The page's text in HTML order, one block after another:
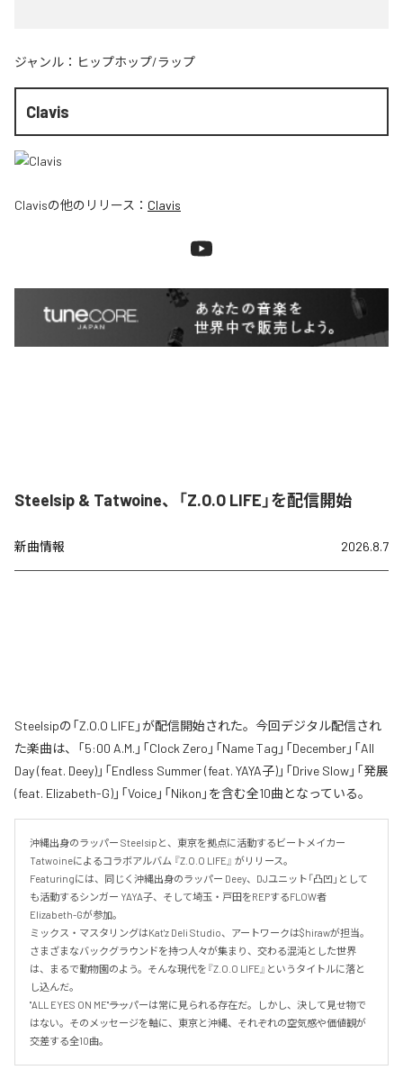
ジャンル： ヒップホップ/ラップ
Clavis
Clavisの他のリリース： Clavis
Steelsip & Tatwoine、「Z.O.O LIFE」を配信開始
新曲情報 2026.8.7
Steelsipの「Z.O.O LIFE」が配信開始された。今回デジタル配信され
た楽曲は、「5:00 A.M.」「Clock Zero」「Name Tag」「December」「All
Day (feat. Deey)」「Endless Summer (feat. YAYA子)」「Drive Slow」「発展
(feat. Elizabeth-G)」「Voice」「Nikon」を含む全10曲となっている。
沖縄出身のラッパー Steelsipと、東京を拠点に活動するビートメイカー
Tatwoineによるコラボアルバム 『Z.O.O LIFE』 がリリース。
Featuringには、同じく沖縄出身のラッパー Deey、DJユニット「凸凹」として
も活動するシンガー YAYA子、そして埼玉・戸田をREPするFLOW者
Elizabeth-Gが参加。
ミックス・マスタリングはKat'z Deli Studio、アートワークは$hirawが担当。
さまざまなバックグラウンドを持つ人々が集まり、交わる混沌とした世界
は、まるで動物園のよう。そんな現代を『Z.O.O LIFE』というタイトルに落と
し込んだ。
"ALL EYES ON ME"――ラッパーは常に見られる存在だ。しかし、決して見せ物で
はない。そのメッセージを軸に、東京と沖縄、それぞれの空気感や価値観が
交差する全10曲。